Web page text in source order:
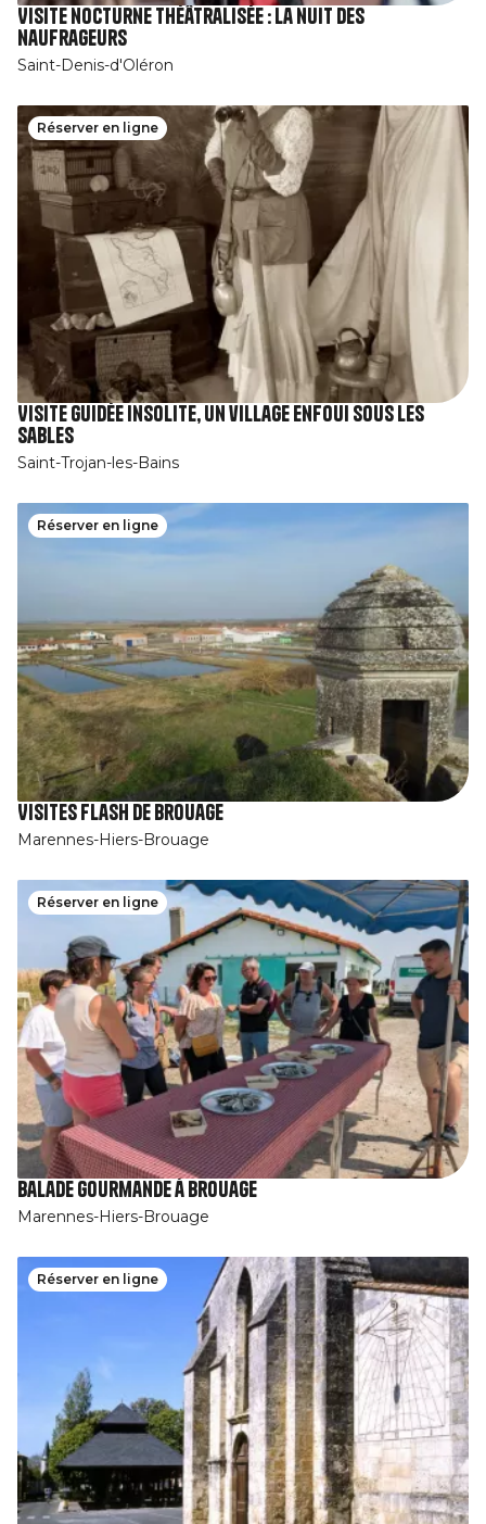
Visite nocturne théâtralisée : La nuit des
naufrageurs
Saint-Denis-d'Oléron
Réserver en ligne
Visite guidée insolite, un village enfoui sous les
sables
Saint-Trojan-les-Bains
Réserver en ligne
Visites Flash de Brouage
Marennes-Hiers-Brouage
Réserver en ligne
Balade gourmande à Brouage
Marennes-Hiers-Brouage
Réserver en ligne